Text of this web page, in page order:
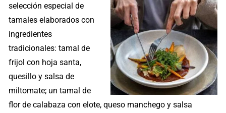
selección especial de
tamales elaborados con
ingredientes
tradicionales: tamal de
frijol con hoja santa,
quesillo y salsa de
miltomate; un tamal de
flor de calabaza con elote, queso manchego y salsa